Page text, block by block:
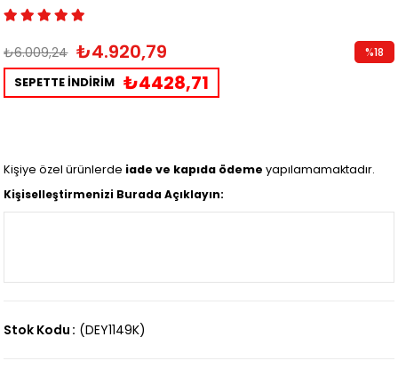
₺6.009,24 ₺4.920,79
SEPETTE İNDİRİM ₺4428,71
%18
Kişiye özel ürünlerde iade ve kapıda ödeme yapılamamaktadır.
Kişiselleştirmenizi Burada Açıklayın:
Stok Kodu (DEY1149K)